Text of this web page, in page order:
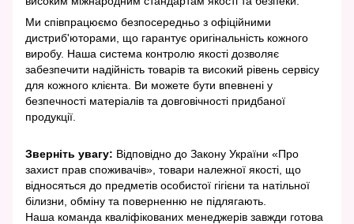
Ми співпрацюємо безпосередньо з офіційними
дистриб'юторами, що гарантує оригінальність кожного
виробу. Наша система контролю якості дозволяє
забезпечити надійність товарів та високий рівень сервісу
для кожного клієнта. Ви можете бути впевнені у
безпечності матеріалів та довговічності придбаної
продукції.
Зверніть увагу: Відповідно до Закону України «Про
захист прав споживачів», товари належної якості, що
відносяться до предметів особистої гігієни та натільної
білизни, обміну та поверненню не підлягають.
Наша команда кваліфікованих менеджерів завжди готова